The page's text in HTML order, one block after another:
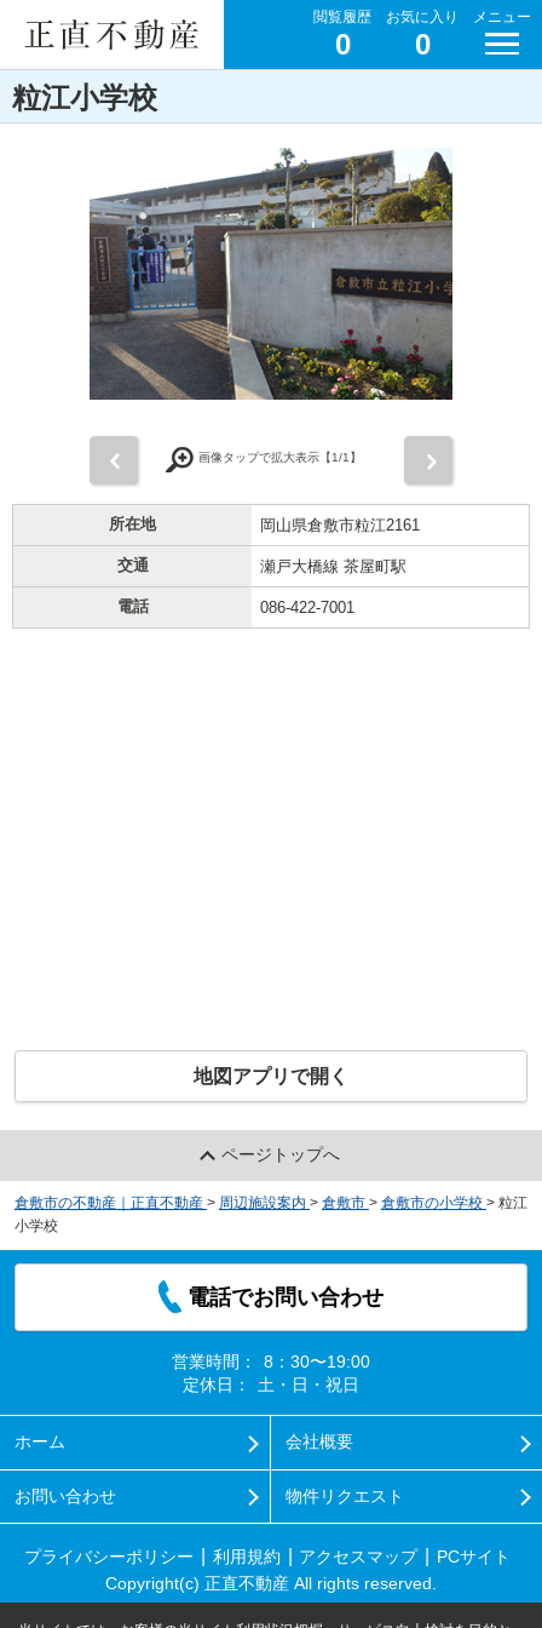
閲覧履歴
0
お気に入り
0
メニュー
粒江小学校
画像タップで拡大表示【1/1】
所在地 岡山県倉敷市粒江2161
交通 瀬戸大橋線 茶屋町駅
電話 086-422-7001
地図アプリで開く
ページトップへ
倉敷市の不動産｜正直不動産 > 周辺施設案内 > 倉敷市 > 倉敷市の小学校 > 粒江
小学校
電話でお問い合わせ
営業時間：
8：30〜19:00
定休日：
土・日・祝日
ホーム 会社概要
お問い合わせ 物件リクエスト
プライバシーポリシー 利用規約 アクセスマップ
PCサイト
Copyright(c) 正直不動産 All rights reserved.